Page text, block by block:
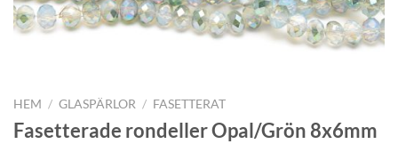
HEM / GLASPÄRLOR / FASETTERAT
Fasetterade rondeller Opal/Grön 8x6mm